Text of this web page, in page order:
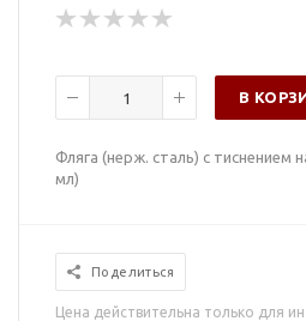
В
Фляга (нерж. сталь) с тиснением
мл)
Поделиться
Цена действительна только для